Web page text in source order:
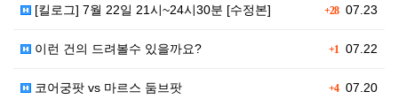
+2807.23
[킬로그] 7월 22일 21시~24시30분 [수정본]
+1 07.22
이런 건의 드려볼수 있을까요?
+407.20
코어궁팟 vs 마르스 둠브팟